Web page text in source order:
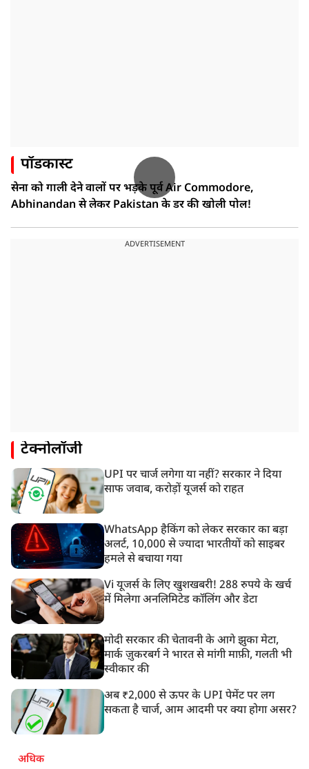
पॉडकास्ट
सेना को गाली देने वालों पर भड़के पूर्व Air Commodore,
Abhinandan से लेकर Pakistan के डर की खोली पोल!
ADVERTISEMENT
टेक्नोलॉजी
UPI पर चार्ज लगेगा या नहीं? सरकार ने दिया
साफ जवाब, करोड़ों यूजर्स को राहत
WhatsApp हैकिंग को लेकर सरकार का बड़ा
अलर्ट, 10,000 से ज्यादा भारतीयों को साइबर
हमले से बचाया गया
Vi यूजर्स के लिए खुशखबरी! 288 रुपये के खर्च
में मिलेगा अनलिमिटेड कॉलिंग और डेटा
मोदी सरकार की चेतावनी के आगे झुका मेटा,
मार्क ज़ुकरबर्ग ने भारत से मांगी माफ़ी, गलती भी
स्वीकार की
अब ₹2,000 से ऊपर के UPI पेमेंट पर लग
सकता है चार्ज, आम आदमी पर क्या होगा असर?
अधिक